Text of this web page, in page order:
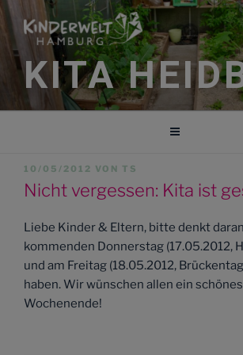
Zum
Inhalt
springen
KITA
VERÖFFENTLICHT
AM
10/05/2012 VON TS
Nicht vergessen: Kita ist
Liebe Kinder & Eltern, bitte denkt
kommenden Donnerstag (17.05.2012,
und am Freitag (18.05.2012,
haben. Wir wünschen allen ein
Wochenende!